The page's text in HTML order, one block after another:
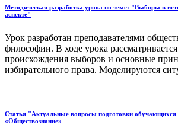
Методическая разработка урока по теме: "Выборы в
аспекте"
Урок разработан преподавателями
философии. В ходе урока
происхождения выборов и основные
избирательного права. Моделируются
Статья "Актуальные вопросы подготовки обучающихся
«Обществознание»